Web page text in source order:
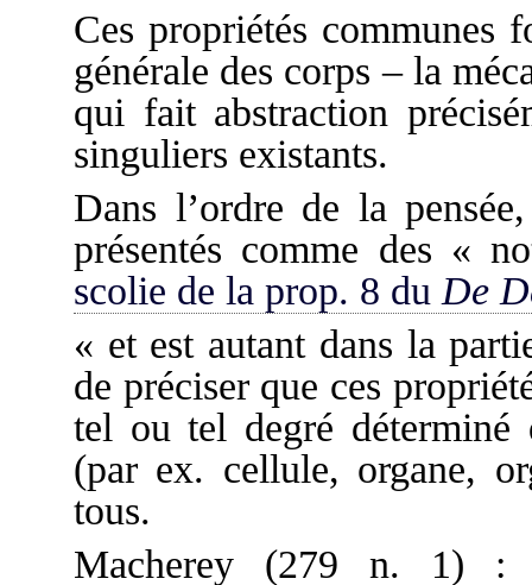
Ces propriétés communes
générale des corps – la
qui fait abstraction
singuliers existants.
Dans l’ordre de la
présentés comme des «
scolie de la prop. 8 du De
« et est autant dans la
de préciser que ces
tel ou tel degré déterminé
(par ex. cellule, organe,
tous.
Macherey (279 n. 1) :